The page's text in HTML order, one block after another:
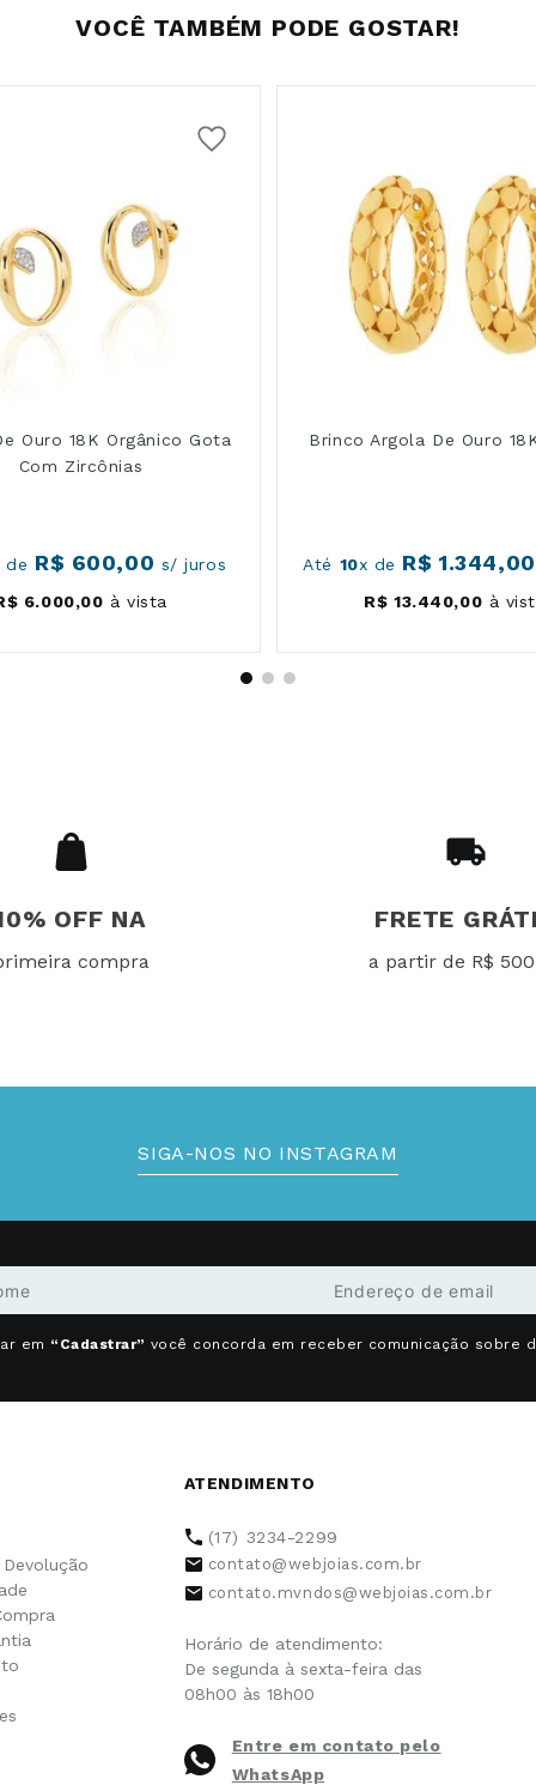
VOCÊ TAMBÉM PODE GOSTAR!
Ouro 18K Orgânico Gota
Com Zircônias
de R$ 600,00 s/ juros
6.000,00 à vista
Brinco Argola De Ouro
Até 10x de R$ 1.344,00
R$ 13.440,00 à
OFF NA
compra
FRETE
a partir de R$
SIGA-NOS NO INSTAGRAM
em “Cadastrar” você concorda em receber comunicação sobre
ATENDIMENTO
(17) 3234-2299
contato@webjoias.com.br
contato.mvndos@webjoias.com.br
Horário de atendimento:
De segunda à sexta-feira das
08h00 às 18h00
Entre em contato pelo
WhatsApp